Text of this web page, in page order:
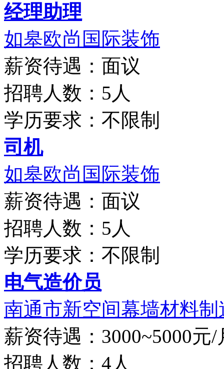
经理助理
如皋欧尚国际装饰
薪资待遇：面议
招聘人数：5人
学历要求：不限制
司机
如皋欧尚国际装饰
薪资待遇：面议
招聘人数：5人
学历要求：不限制
电气造价员
南通市新空间幕墙材料制
薪资待遇：3000~5000元/
招聘人数：4人